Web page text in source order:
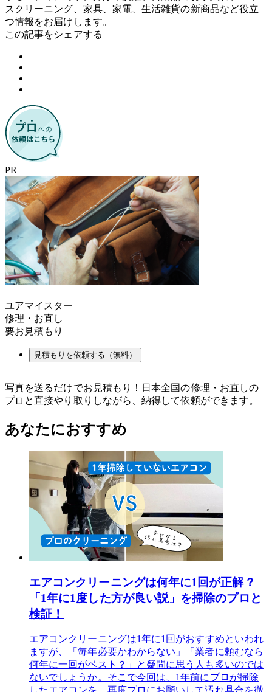
スクリーニング、家具、家電、生活雑貨の新商品など役立
つ情報をお届けします。
この記事をシェアする
PR
ユアマイスター
修理・お直し
要お見積もり
見積もりを依頼する（無料）
写真を送るだけでお見積もり！日本全国の修理・お直しの
プロと直接やり取りしながら、納得して依頼ができます。
あなたにおすすめ
エアコンクリーニングは何年に1回が正解？
「1年に1度した方が良い説」を掃除のプロと
検証！
エアコンクリーニングは1年に1回がおすすめといわれ
ますが、「毎年必要かわからない」「業者に頼むなら
何年に一回がベスト？」と疑問に思う人も多いのでは
ないでしょうか。そこで今回は、1年前にプロが掃除